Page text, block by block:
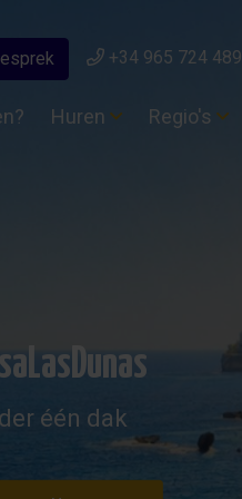
+34 965 724 489
Huren Regio's
één dak